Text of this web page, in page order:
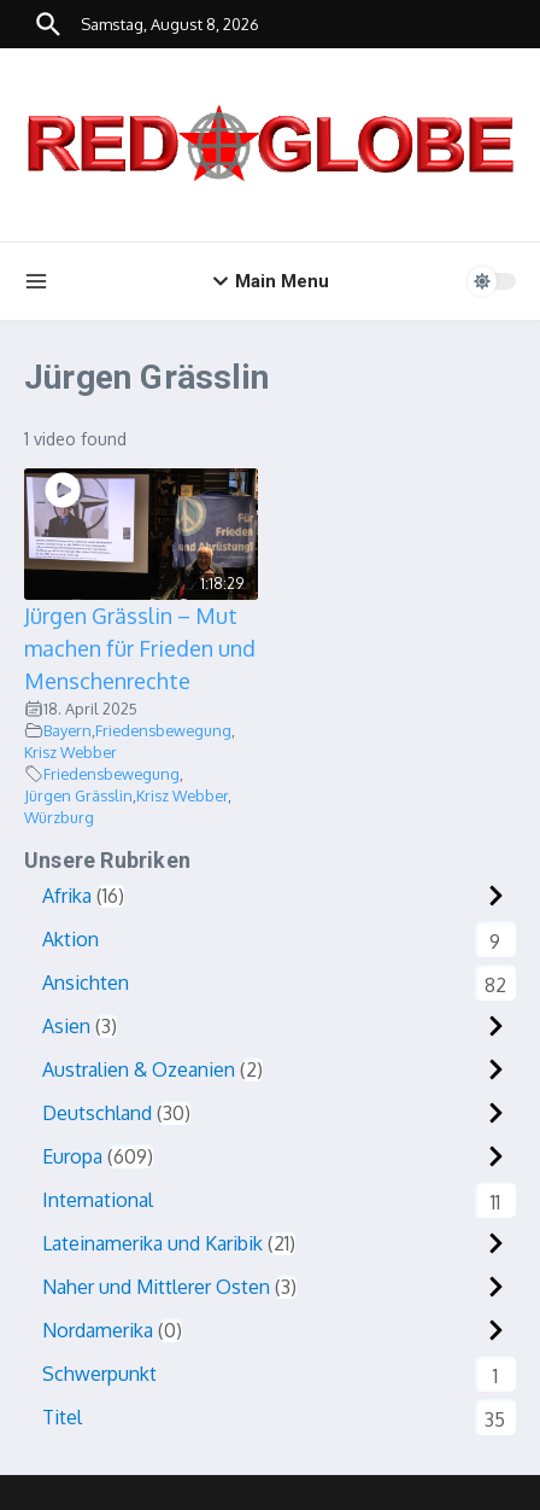
Zum Inhalt springen
Samstag, August 8, 2026
Main Menu
Jürgen Grässlin
1 video found
1:18:29
Jürgen Grässlin – Mut
machen für Frieden und
Menschenrechte
18. April 2025
Bayern Friedensbewegung
Krisz Webber
Friedensbewegung
Jürgen Grässlin Krisz Webber,
Würzburg
Unsere Rubriken
Afrika 16
Aktion
9
Ansichten
82
Asien 3
Australien & Ozeanien 2
Deutschland 30
Europa 609
International
11
Lateinamerika und Karibik 21
Naher und Mittlerer Osten 3
Nordamerika 0
Schwerpunkt
1
Titel
35